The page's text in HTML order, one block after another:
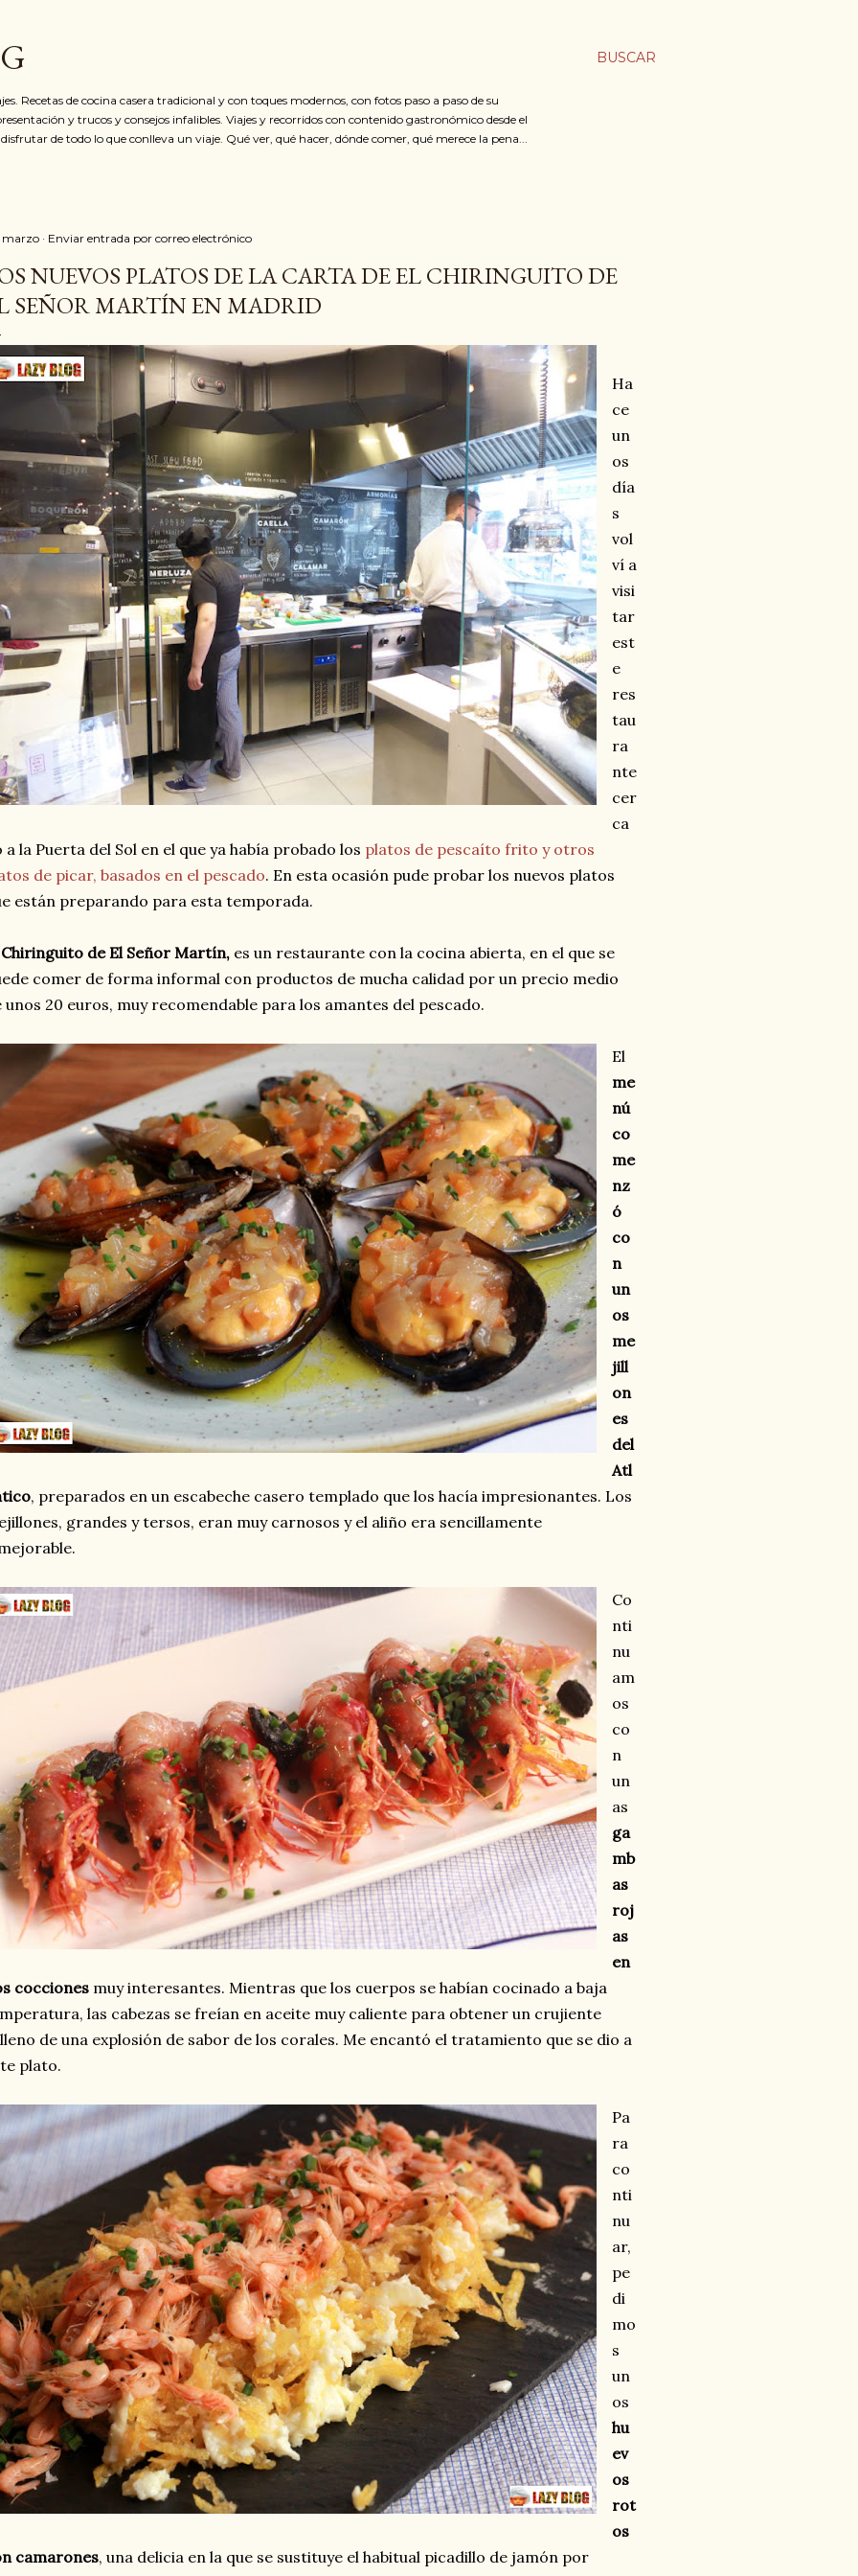
BUSCAR
Recetas de cocina casera tradicional y con toques modernos, con fotos paso a paso de su
y trucos y consejos infalibles. Viajes y recorridos con contenido gastronómico desde el
de todo lo que conlleva un viaje. Qué ver, qué hacer, dónde comer, qué merece la pena...
Enviar entrada por correo electrónico
NUEVOS PLATOS DE LA CARTA DE EL CHIRINGUITO DE
SEÑOR MARTÍN EN MADRID
Ha
ce
un
os
día
s
vol
ví a
visi
tar
est
e
res
tau
ra
nte
cer
ca
a la Puerta del Sol en el que ya había probado los platos de pescaíto frito y otros
de picar, basados en el pescado. En esta ocasión pude probar los nuevos platos
están preparando para esta temporada.
de El Señor Martín, es un restaurante con la cocina abierta, en el que se
comer de forma informal con productos de mucha calidad por un precio medio
unos 20 euros, muy recomendable para los amantes del pescado.
El
me
nú
co
me
nz
ó
co
n
un
os
me
jill
on
es
del
Atl
, preparados en un escabeche casero templado que los hacía impresionantes. Los
grandes y tersos, eran muy carnosos y el aliño era sencillamente
Co
nti
nu
am
os
co
n
un
as
ga
mb
as
roj
as
en
cocciones muy interesantes. Mientras que los cuerpos se habían cocinado a baja
las cabezas se freían en aceite muy caliente para obtener un crujiente
de una explosión de sabor de los corales. Me encantó el tratamiento que se dio a
plato.
Pa
ra
co
nti
nu
ar,
pe
di
mo
s
un
os
hu
ev
os
rot
os
camarones, una delicia en la que se sustituye el habitual picadillo de jamón por